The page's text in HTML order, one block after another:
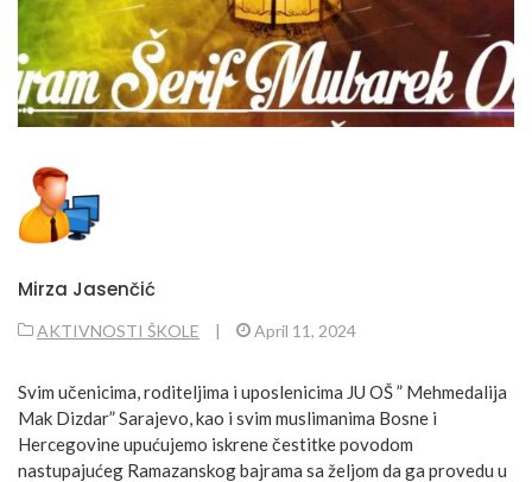
Mirza Jasenčić
AKTIVNOSTI ŠKOLE | April 11, 2024
Svim učenicima, roditeljima i uposlenicima JU OŠ ” Mehmedalija
Mak Dizdar” Sarajevo, kao i svim muslimanima Bosne i
Hercegovine upućujemo iskrene čestitke povodom
nastupajućeg Ramazanskog bajrama sa željom da ga provedu u